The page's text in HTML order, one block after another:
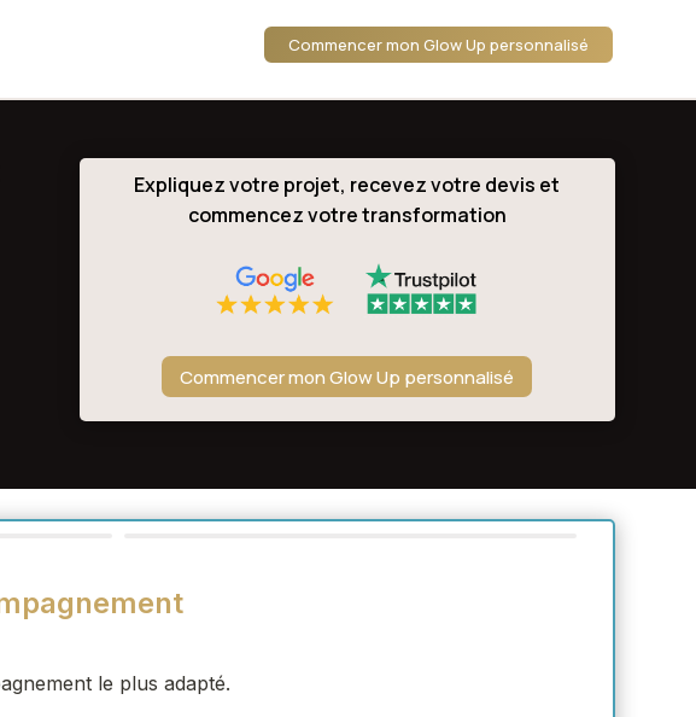
Commencer mon Glow Up personnalisé
Expliquez votre projet, recevez votre devis et
commencez votre transformation
Commencer mon Glow Up personnalisé